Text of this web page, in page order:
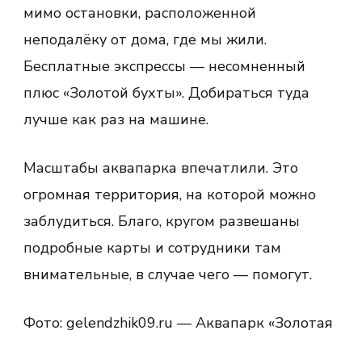
мимо остановки, расположенной
неподалёку от дома, где мы жили.
Бесплатные экспрессы — несомненный
плюс «Золотой бухты». Добираться туда
лучше как раз на машине.
Масштабы аквапарка впечатлили. Это
огромная территория, на которой можно
заблудиться. Благо, кругом развешаны
подробные карты и сотрудники там
внимательные, в случае чего — помогут.
Фото: gelendzhik09.ru — Аквапарк «Золотая